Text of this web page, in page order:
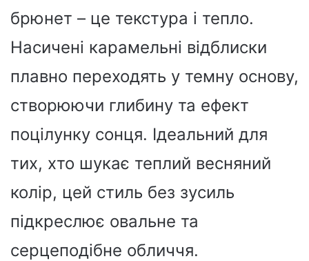
брюнет – це текстура і тепло.
Насичені карамельні відблиски
плавно переходять у темну основу,
створюючи глибину та ефект
поцілунку сонця. Ідеальний для
тих, хто шукає теплий весняний
колір, цей стиль без зусиль
підкреслює овальне та
серцеподібне обличчя.